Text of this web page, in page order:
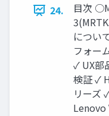
24.
目次
につい
フォー
✓ UX部
検証 ✓
リーズ
Lenovo